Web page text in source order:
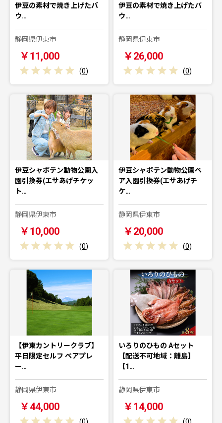
伊豆の素材で焼き上げたバ
ウ…
静岡県伊東市
￥11,000
(0)
伊豆の素材で焼き上げたバ
ウ…
静岡県伊東市
￥26,000
(0)
伊豆シャボテン動物公園入
園引換券(エサあげチケッ
ト…
静岡県伊東市
￥10,000
(0)
伊豆シャボテン動物公園ペ
ア入園引換券(エサあげチ
ケ…
静岡県伊東市
￥20,000
(0)
【伊東カントリークラブ】
平日限定セルフ ペアプレ
ー…
静岡県伊東市
￥44,000
(0)
いろりのひもの Aセット
【配送不可地域：離島】
【1…
静岡県伊東市
￥14,000
(0)